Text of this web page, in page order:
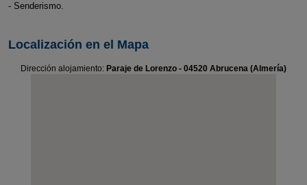
- Senderismo.
Localización en el Mapa
Dirección alojamiento: Paraje de Lorenzo - 04520 Abrucena (Almería)